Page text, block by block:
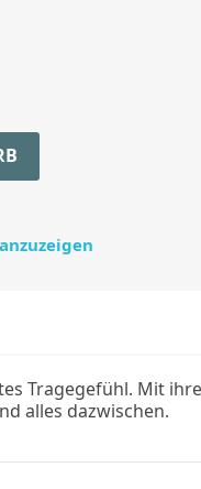
Tragegefühl. Mit
alles dazwischen.